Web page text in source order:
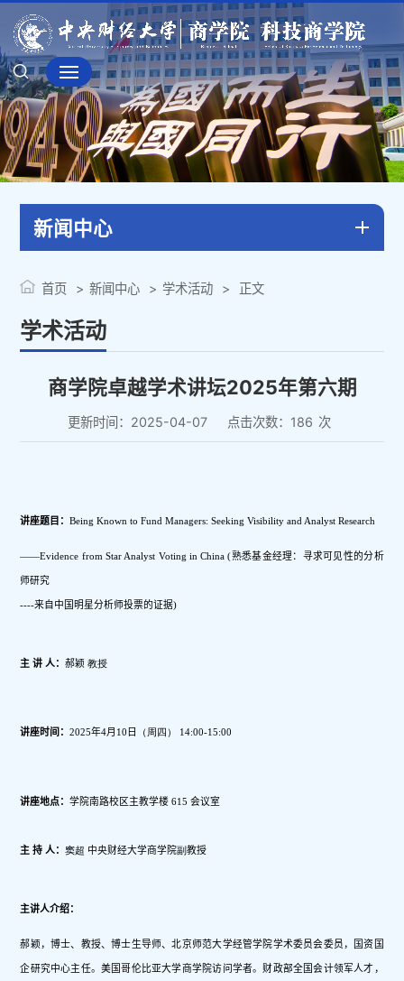
新闻中心
学术活动
首页 新闻中心 学术活动 正文
商学院卓越学术讲坛2025年第六期
更新时间：2025-04-07 点击次数： 186 次
讲座题目：Being Known to Fund Managers: Seeking Visibility and Analyst Research
——Evidence from Star Analyst Voting in China (熟悉基金经理：寻求可见性的分析
师研究
----来自中国明星分析师投票的证据)
主 讲 人：郝颖 教授
讲座时间：2025年4月 10 日 （周四） 14:00-15:00
讲座地点：学院南路校区主教学楼 615 会议室
主 持 人：窦超 中央财经大学商学院副教授
主讲人介绍：
郝颖，博士、教授、博士生导师、北京师范大学经管学院学术委员会委员，国资国
企研究中心主任。美国哥伦比亚大学商学院访问学者。财政部全国会计领军人才，